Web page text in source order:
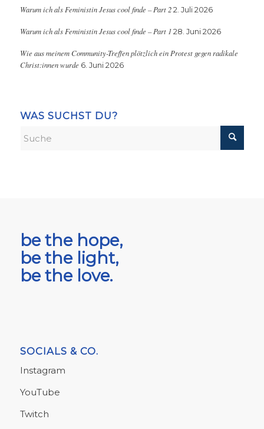
Warum ich als Feministin Jesus cool finde – Part 2 2. Juli 2026
Warum ich als Feministin Jesus cool finde – Part 1 28. Juni 2026
Wie aus meinem Community-Treffen plötzlich ein Protest gegen radikale
Christ:innen wurde 6. Juni 2026
WAS SUCHST DU?
be the hope,
be the light,
be the love.
SOCIALS & CO.
Instagram
YouTube
Twitch